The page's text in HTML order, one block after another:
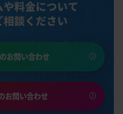
料金について
談ください
お問い合わせ
お問い合わせ